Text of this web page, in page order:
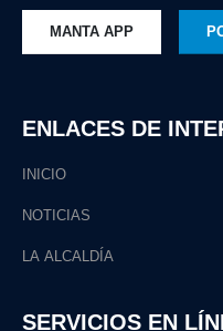
MANTA APP
ENLACES DE
INICIO
NOTICIAS
LA ALCALDÍA
SERVICIOS EN